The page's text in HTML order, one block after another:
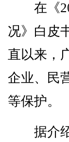
在《
况》白皮
直以来，
企业、民
等保护。
据介绍